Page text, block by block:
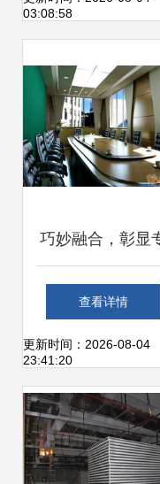
03:08:58
巧妙融合，彰显
业——工厂产品陈
列室及会议洽谈室
装饰装修工程浅
查看详情
更新时间：2026-08-04
23:41:20